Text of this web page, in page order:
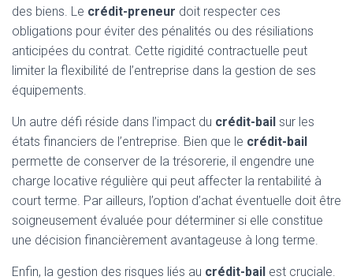
des biens. Le crédit-preneur doit respecter ces
obligations pour éviter des pénalités ou des résiliations
anticipées du contrat. Cette rigidité contractuelle peut
limiter la flexibilité de l’entreprise dans la gestion de ses
équipements.
Un autre défi réside dans l’impact du crédit-bail sur les
états financiers de l’entreprise. Bien que le crédit-bail
permette de conserver de la trésorerie, il engendre une
charge locative régulière qui peut affecter la rentabilité à
court terme. Par ailleurs, l’option d’achat éventuelle doit être
soigneusement évaluée pour déterminer si elle constitue
une décision financièrement avantageuse à long terme.
Enfin, la gestion des risques liés au crédit-bail est cruciale.